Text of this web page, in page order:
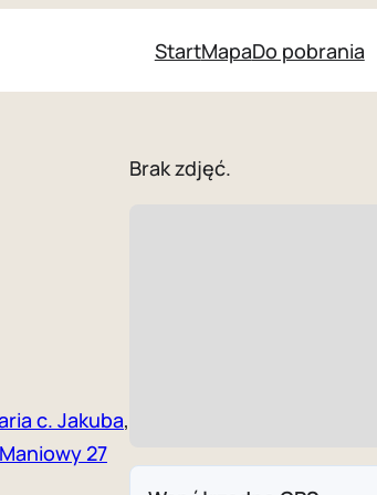
StartMapaDo pobrania
c. Jakuba,
Maniowy 27
Brak zdjęć.